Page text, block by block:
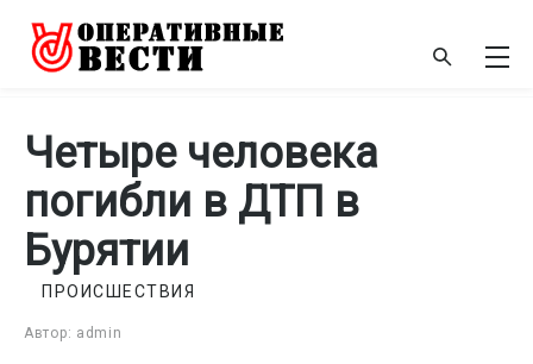
Четыре человека
погибли в ДТП в
Бурятии
Автор: admin
ПРОИСШЕСТВИЯ